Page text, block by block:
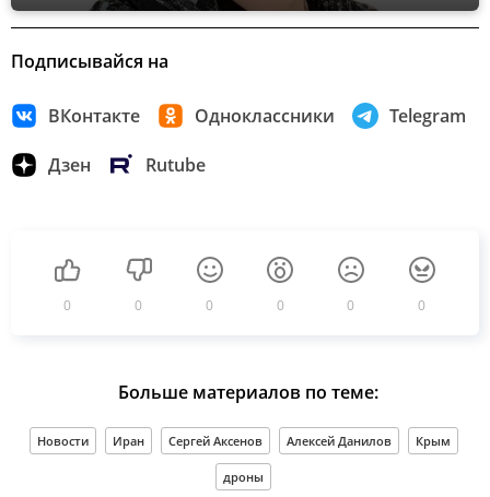
Подписывайся на
ВКонтакте Одноклассники Telegram
Дзен Rutube
0 0 0 0 0 0
Больше материалов по теме:
Новости Иран Сергей Аксенов Алексей Данилов Крым
дроны